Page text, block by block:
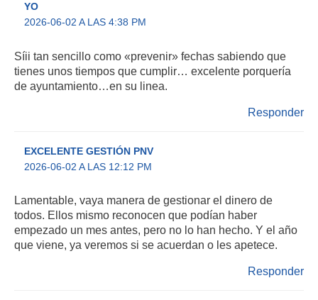
YO
2026-06-02 A LAS 4:38 PM
Síii tan sencillo como «prevenir» fechas sabiendo que
tienes unos tiempos que cumplir… excelente porquería
de ayuntamiento…en su linea.
Responder
EXCELENTE GESTIÓN PNV
2026-06-02 A LAS 12:12 PM
Lamentable, vaya manera de gestionar el dinero de
todos. Ellos mismo reconocen que podían haber
empezado un mes antes, pero no lo han hecho. Y el año
que viene, ya veremos si se acuerdan o les apetece.
Responder